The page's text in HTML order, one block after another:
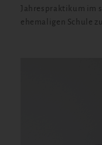
Jahrespraktikum im
ehemaligen Schule